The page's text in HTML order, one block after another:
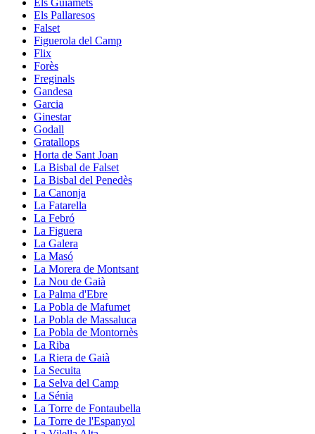
Els Pallaresos
Falset
Figuerola del Camp
Flix
Forès
Freginals
Gandesa
Garcia
Ginestar
Godall
Gratallops
Horta de Sant Joan
La Bisbal de Falset
La Bisbal del Penedès
La Canonja
La Fatarella
La Febró
La Figuera
La Galera
La Masó
La Morera de Montsant
La Nou de Gaià
La Palma d'Ebre
La Pobla de Mafumet
La Pobla de Massaluca
La Pobla de Montornès
La Riba
La Riera de Gaià
La Secuita
La Selva del Camp
La Sénia
La Torre de Fontaubella
La Torre de l'Espanyol